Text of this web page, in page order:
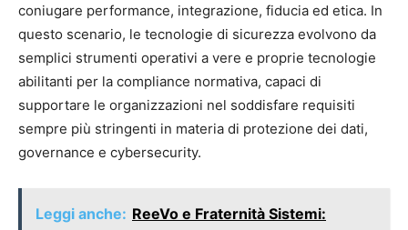
coniugare performance, integrazione, fiducia ed etica. In
questo scenario, le tecnologie di sicurezza evolvono da
semplici strumenti operativi a vere e proprie tecnologie
abilitanti per la compliance normativa, capaci di
supportare le organizzazioni nel soddisfare requisiti
sempre più stringenti in materia di protezione dei dati,
governance e cybersecurity.
Leggi anche: ReeVo e Fraternità Sistemi: